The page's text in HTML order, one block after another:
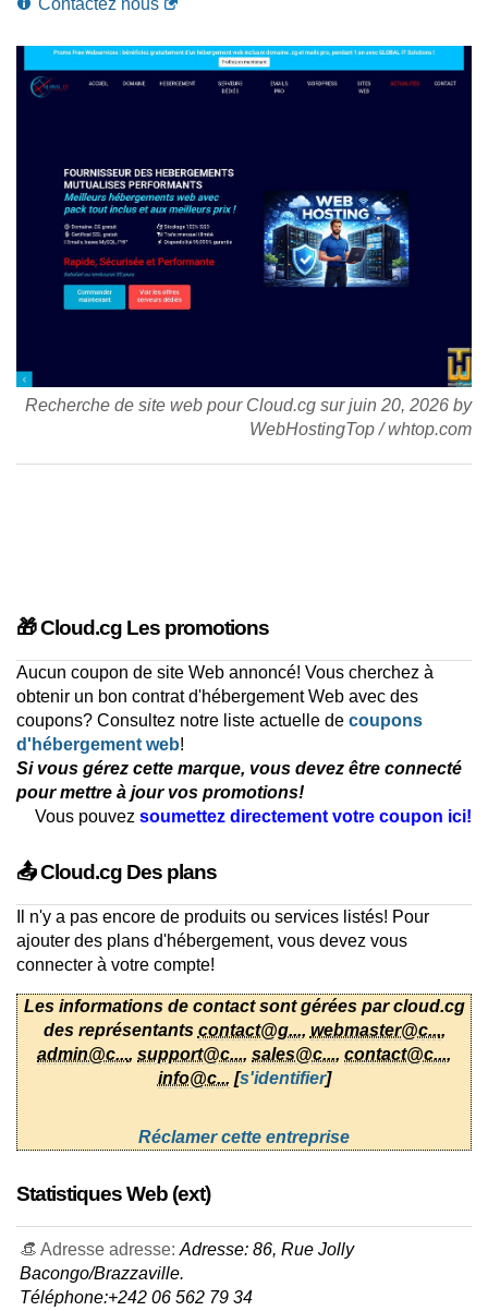
Contactez nous
Recherche de site web pour Cloud.cg surjuin 20, 2026 by
WebHostingTop/whtop.com
🎁 Cloud.cg Les promotions
Aucun coupon de site Web annoncé! Vous cherchez à
obtenir un bon contrat d'hébergement Web avec des
coupons? Consultez notre liste actuelle de coupons
d'hébergement web!
Si vous gérez cette marque, vous devez être connecté
pour mettre à jour vos promotions!
Vous pouvez soumettez directement votre coupon ici!
📤 Cloud.cg Des plans
Il n'y a pas encore de produits ou services listés! Pour
ajouter des plans d'hébergement, vous devez vous
connecter à votre compte!
Les informations de contact sont gérées par cloud.cg
des représentants contact@g..., webmaster@c...,
admin@c..., support@c..., sales@c..., contact@c...,
info@c... [s'identifier]
Réclamer cette entreprise
Statistiques Web (ext)
👒 Adresse adresse: Adresse: 86, Rue Jolly
Bacongo/Brazzaville.
Téléphone:+242 06 562 79 34